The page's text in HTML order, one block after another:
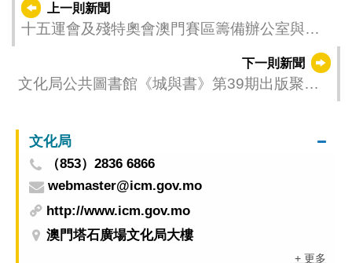
上一則新聞
十五運會及殘特奧會澳門賽區籌備辦公室與國
下一則新聞
文化局公共圖書館《城與書》第39期出版聚焦
文化局
（853）2836 6866
webmaster@icm.gov.mo
http://www.icm.gov.mo
澳門塔石廣場文化局大樓
+ 更多